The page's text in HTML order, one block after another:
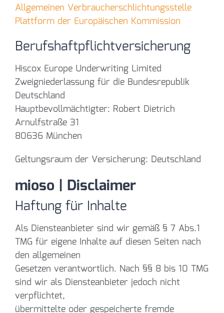
Allgemeinen Verbraucherschlichtungsstelle
Plattform der Europäischen Kommission
Berufshaftpflichtversicherung
Hiscox Europe Underwriting Limited
Zweigniederlassung für die Bundesrepublik
Deutschland
Hauptbevollmächtigter: Robert Dietrich
Arnulfstraße 31
80636 München
Geltungsraum der Versicherung: Deutschland
mioso | Disclaimer
Haftung für Inhalte
Als Diensteanbieter sind wir gemäß § 7 Abs.1
TMG für eigene Inhalte auf diesen Seiten nach
den allgemeinen
Gesetzen verantwortlich. Nach §§ 8 bis 10 TMG
sind wir als Diensteanbieter jedoch nicht
verpflichtet,
übermittelte oder gespeicherte fremde